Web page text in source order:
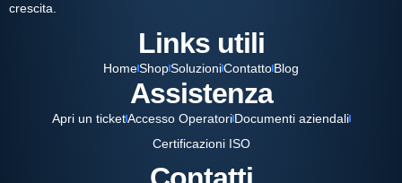
crescita.
Links utili
HomeShopSoluzioniContattoBlog
Assistenza
Apri un ticketAccesso OperatoriDocumenti aziendali
Certificazioni ISO